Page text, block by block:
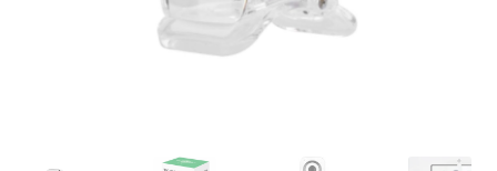
Услови за користење